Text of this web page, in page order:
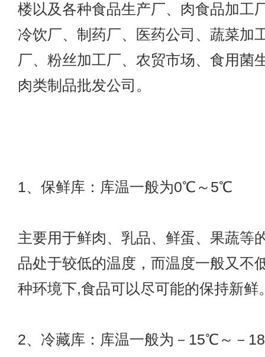
楼以及各种食品生产厂、肉食品加工
冷饮厂、制药厂、医药公司、蔬菜加
厂、粉丝加工厂、农贸市场、食用菌
肉类制品批发公司。
1、保鲜库：库温一般为0℃～5℃
主要用于鲜肉、乳品、鲜蛋、果蔬等
品处于较低的温度，而温度一般又不
种环境下,食品可以尽可能的保持新鲜
2、冷藏库：库温一般为－15℃～－